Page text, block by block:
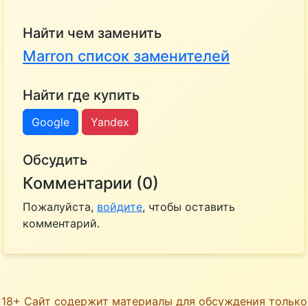
Найти чем заменить
Marron список заменителей
Найти где купить
Google Yandex
Обсудить
Комментарии (0)
Пожалуйста, войдите, чтобы оставить
комментарий.
18+ Сайт содержит материалы для обсуждения только